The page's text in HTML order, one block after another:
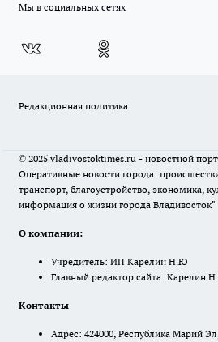
Мы в социальных сетях
Редакционная политика
© 2025 vladivostoktimes.ru - новостной
Оперативные новости города:
транспорт, благоустройство, экономика,
информация о жизни города Владивосток"
О компании:
Учредитель: ИП Карелин Н.Ю
Главный редактор сайта: Карелин
Контакты
Адрес: 424000, Республика Марий